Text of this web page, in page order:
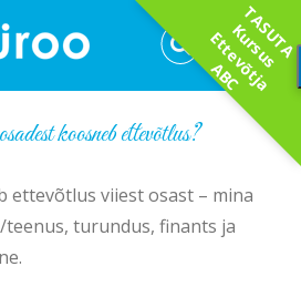
koosneb ettevõtlus?
ettevõtlus viiest osast – mina
turundus, finants ja
T
A
S
U
T
A
K
u
r
s
u
s
E
t
t
e
v
õ
t
j
a
A
B
C